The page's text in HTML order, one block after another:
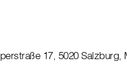
17, 5020 Salzburg,